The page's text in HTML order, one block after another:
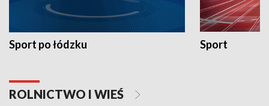
Sport po łódzku Sport
ROLNICTWO I WIEŚ